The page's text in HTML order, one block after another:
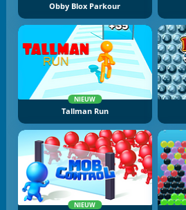
Obby Blox Parkour
NIEUW
Tallman Run
NIEUW